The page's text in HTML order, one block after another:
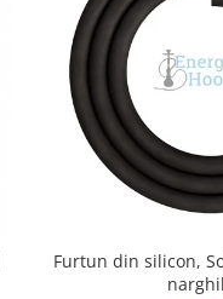
Furtun din silicon,